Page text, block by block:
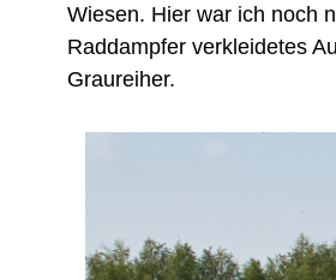
Wiesen. Hier war ich noch
Raddampfer verkleidetes
Graureiher.